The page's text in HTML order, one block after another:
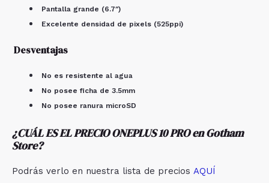
Pantalla grande (6.7″)
Excelente densidad de pixels (525ppi)
Desventajas
No es resistente al agua
No posee ficha de 3.5mm
No posee ranura microSD
¿CUÁL ES EL PRECIOONEPLUS 10 PRO en Gotham
Store?
Podrás verlo en nuestra lista de precios AQUÍ